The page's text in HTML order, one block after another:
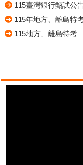
115臺灣銀行甄試公
115年地方、離島特
115地方、離島特考